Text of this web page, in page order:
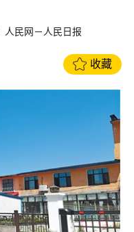
人民网－人民日报
收藏